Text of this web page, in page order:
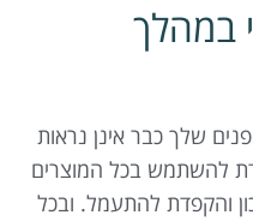
במהלך
שלך כבר אינן נראות
להשתמש בכל המוצרים
והקפדת להתעמל. ובכל